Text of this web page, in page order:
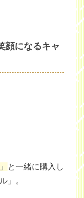
顔になるキャ
と一緒に購入し
」。